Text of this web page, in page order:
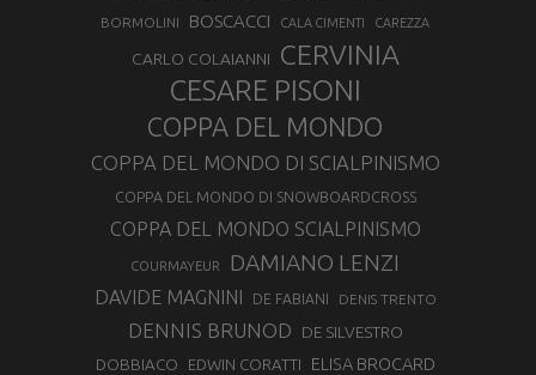
BORMOLINI BOSCACCI CALA CIMENTI CAREZZA
CARLO COLAIANNI CERVINIA
CESARE PISONI
COPPA DEL MONDO
COPPA DEL MONDO DI SCIALPINISMO
COPPA DEL MONDO DI SNOWBOARDCROSS
COPPA DEL MONDO SCIALPINISMO
COURMAYEUR DAMIANO LENZI
DAVIDE MAGNINI DE FABIANI DENIS TRENTO
DENNIS BRUNOD DE SILVESTRO
DOBBIACO EDWIN CORATTI ELISA BROCARD